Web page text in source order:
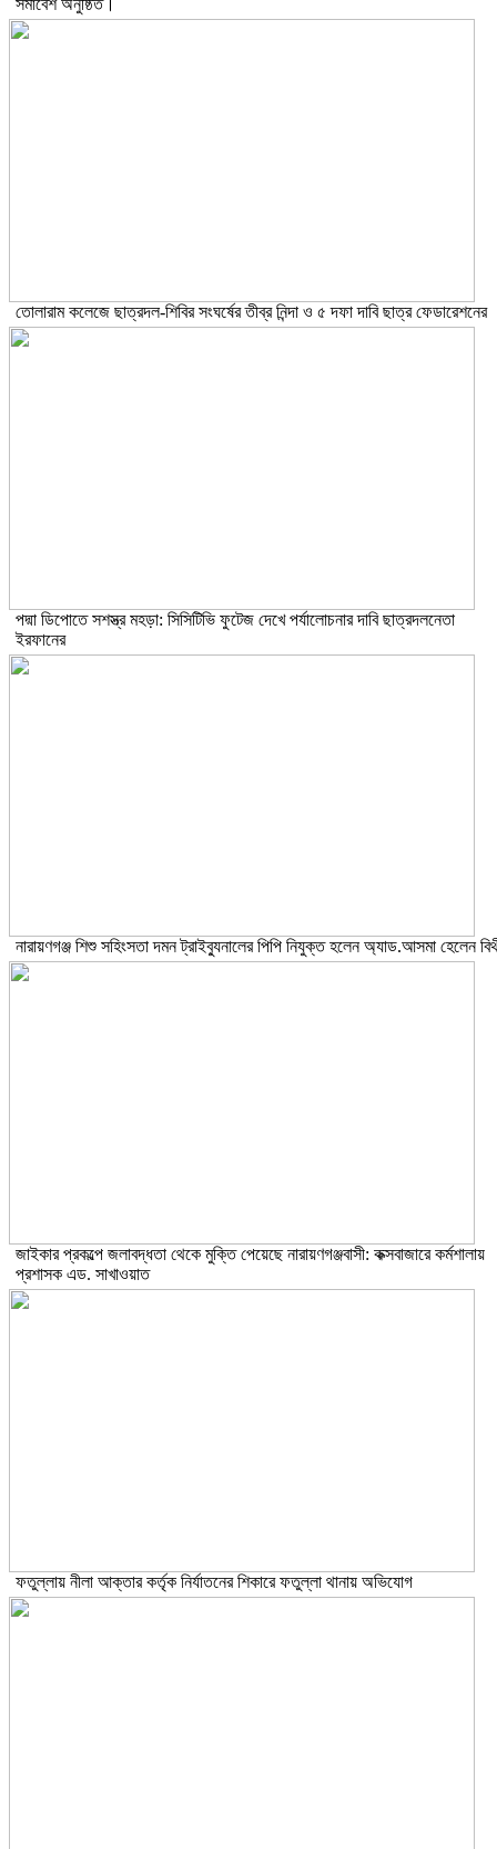
সমাবেশ অনুষ্ঠিত।
তোলারাম কলেজে ছাত্রদল-শিবির সংঘর্ষের তীব্র নিন্দা ও ৫ দফা দাবি ছাত্র ফেডারেশনের
পদ্মা ডিপোতে সশস্ত্র মহড়া: সিসিটিভি ফুটেজ দেখে পর্যালোচনার দাবি ছাত্রদলনেতা
ইরফানের
নারায়ণগঞ্জ শিশু সহিংসতা দমন ট্রাইব্যুনালের পিপি নিযুক্ত হলেন অ্যাড.আসমা হেলেন
জাইকার প্রকল্পে জলাবদ্ধতা থেকে মুক্তি পেয়েছে নারায়ণগঞ্জবাসী: কক্সবাজারে কর্মশালায়
প্রশাসক এড. সাখাওয়াত
ফতুল্লায় নীলা আক্তার কর্তৃক নির্যাতনের শিকারে ফতুল্লা থানায় অভিযোগ